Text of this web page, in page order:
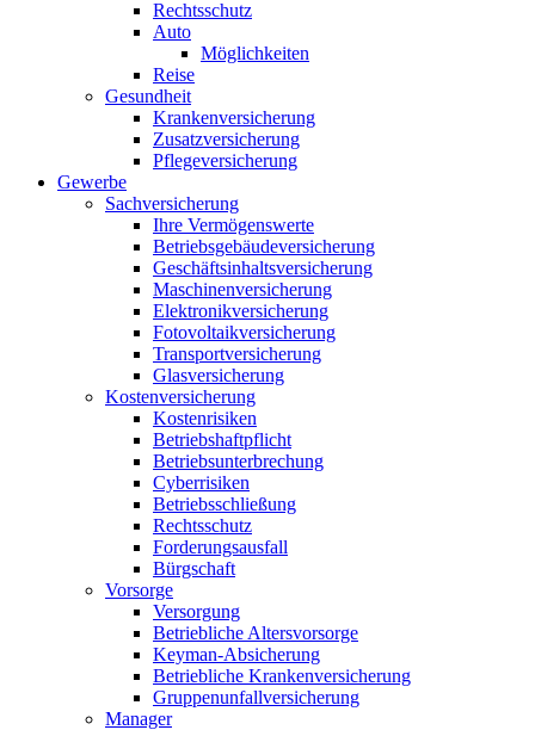
Rechtsschutz
Auto
Möglichkeiten
Reise
Gesundheit
Krankenversicherung
Zusatzversicherung
Pflegeversicherung
Gewerbe
Sachversicherung
Ihre Vermögenswerte
Betriebsgebäudeversicherung
Geschäftsinhaltsversicherung
Maschinenversicherung
Elektronikversicherung
Fotovoltaikversicherung
Transportversicherung
Glasversicherung
Kostenversicherung
Kostenrisiken
Betriebshaftpflicht
Betriebsunterbrechung
Cyberrisiken
Betriebsschließung
Rechtsschutz
Forderungsausfall
Bürgschaft
Vorsorge
Versorgung
Betriebliche Altersvorsorge
Keyman-Absicherung
Betriebliche Krankenversicherung
Gruppenunfallversicherung
Manager